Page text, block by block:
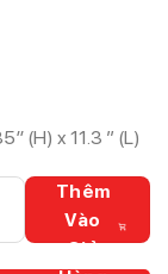
(H) x 11.3 ” (L)
Thêm
Vào
Giỏ